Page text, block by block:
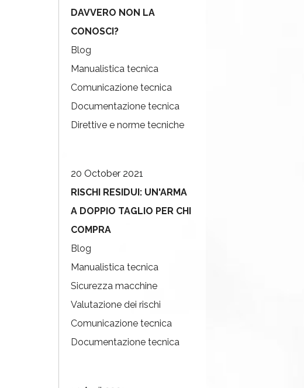
DAVVERO NON LA
CONOSCI?
Blog
Manualistica tecnica
Comunicazione tecnica
Documentazione tecnica
Direttive e norme tecniche
20 October 2021
RISCHI RESIDUI: UN'ARMA
A DOPPIO TAGLIO PER CHI
COMPRA
Blog
Manualistica tecnica
Sicurezza macchine
Valutazione dei rischi
Comunicazione tecnica
Documentazione tecnica